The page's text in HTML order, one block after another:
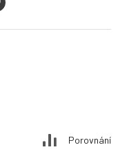
Porovnání